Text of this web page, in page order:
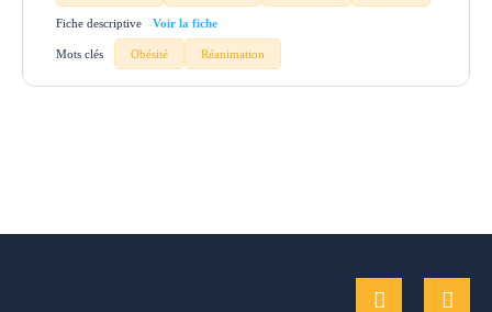
Fiche descriptive
Mots clés Obésité Réanimation